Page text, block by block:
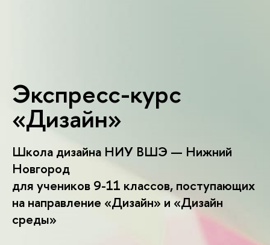
Экспресс-курс
«Дизайн»
Школа дизайна НИУ ВШЭ — Нижний
Новгород
для учеников 9-11 классов, поступающих
на направление «Дизайн» и «Дизайн
среды»